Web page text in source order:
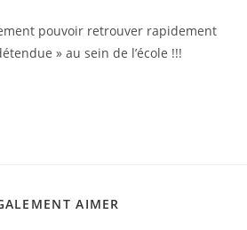
pouvoir retrouver rapidement
» au sein de l’école !!!
AIMER